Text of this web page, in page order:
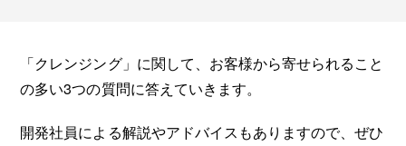
「クレンジング」に関して、お客様から寄せられること
の多い3つの質問に答えていきます。
開発社員による解説やアドバイスもありますので、ぜひ